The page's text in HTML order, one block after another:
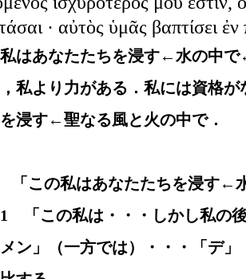
· αὐτὸς ὑμᾶς βαπτίσει ἐν
はあなたたちを浸す←水の中
私より力がある．私には資格
浸す←聖なる風と火の中で．
「この私はあなたたちを浸す←
　「この私は・・・しかし私の
ン」（一方では）・・・「デ」